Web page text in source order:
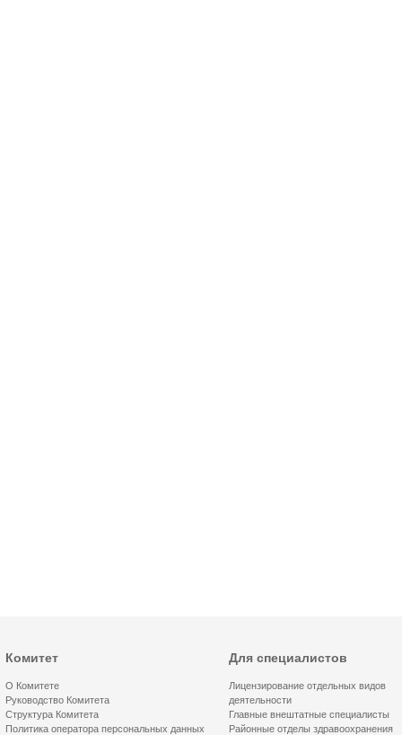
Комитет
О Комитете
Руководство Комитета
Структура Комитета
Политика оператора персональных данных
Для специалистов
Лицензирование отдельных видов
деятельности
Главные внештатные специалисты
Районные отделы здравоохранения